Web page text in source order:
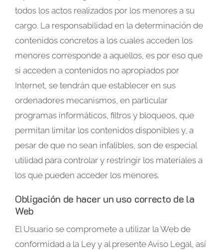
todos los actos realizados por los menores a su
cargo. La responsabilidad en la determinación de
contenidos concretos a los cuales acceden los
menores corresponde a aquellos, es por eso que
si acceden a contenidos no apropiados por
Internet, se tendrán que establecer en sus
ordenadores mecanismos, en particular
programas informáticos, filtros y bloqueos, que
permitan limitar los contenidos disponibles y, a
pesar de que no sean infalibles, son de especial
utilidad para controlar y restringir los materiales a
los que pueden acceder los menores.
Obligación de hacer un uso correcto de la
Web
El Usuario se compromete a utilizar la Web de
conformidad a la Ley y al presente Aviso Legal, así